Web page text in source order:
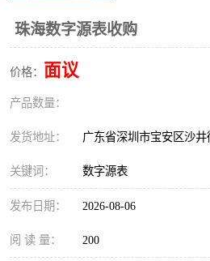
珠海数字源表收购
价格： 面议
产品数量：
发货地址： 广东省深圳市宝安区沙
关键词： 数字源表
发布日期： 2026-08-06
阅 读 量： 200